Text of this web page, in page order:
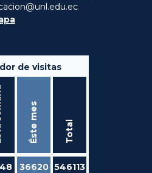
de visitas
Éste mes Total
36620 546113